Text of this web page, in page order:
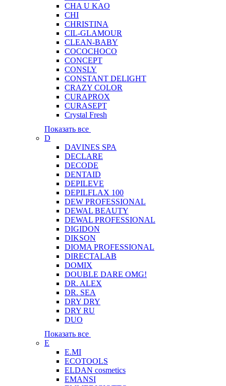
CHA U KAO
CHI
CHRISTINA
CIL-GLAMOUR
CLEAN-BABY
COCOCHOCO
CONCEPT
CONSLY
CONSTANT DELIGHT
CRAZY COLOR
CURAPROX
CURASEPT
Crystal Fresh
Показать все
D
DAVINES SPA
DECLARE
DECODE
DENTAID
DEPILEVE
DEPILFLAX 100
DEW PROFESSIONAL
DEWAL BEAUTY
DEWAL PROFESSIONAL
DIGIDON
DIKSON
DIOMA PROFESSIONAL
DIRECTALAB
DOMIX
DOUBLE DARE OMG!
DR. ALEX
DR. SEA
DRY DRY
DRY RU
DUO
Показать все
E
E.MI
ECOTOOLS
ELDAN cosmetics
EMANSI